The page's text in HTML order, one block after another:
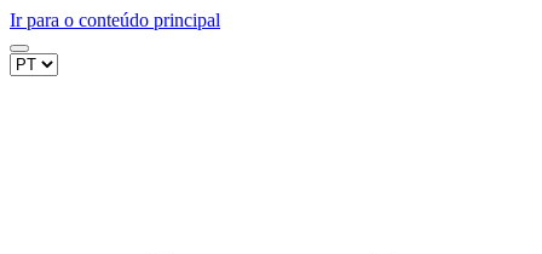
Ir para o conteúdo principal